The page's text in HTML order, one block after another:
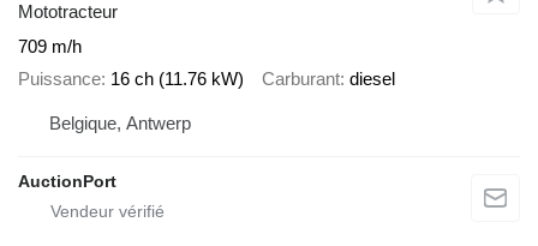
Mototracteur
709 m/h
Puissance 16 ch (11.76 kW) Carburant diesel
Belgique, Antwerp
AuctionPort